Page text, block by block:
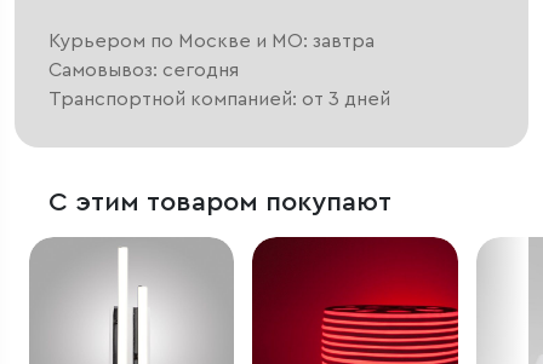
Курьером по Москве и МО: завтра
Самовывоз: сегодня
Транспортной компанией: от 3 дней
С этим товаром покупают